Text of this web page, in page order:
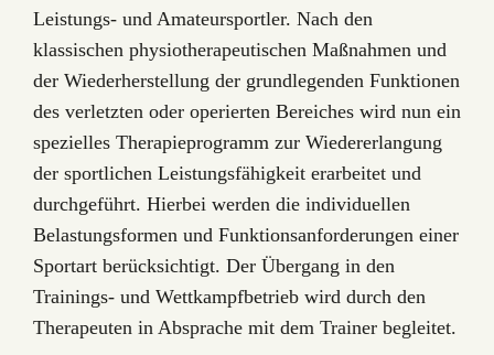
Leistungs- und Amateursportler. Nach den
klassischen physiotherapeutischen Maßnahmen und
der Wiederherstellung der grundlegenden Funktionen
des verletzten oder operierten Bereiches wird nun ein
spezielles Therapieprogramm zur Wiedererlangung
der sportlichen Leistungsfähigkeit erarbeitet und
durchgeführt. Hierbei werden die individuellen
Belastungsformen und Funktionsanforderungen einer
Sportart berücksichtigt. Der Übergang in den
Trainings- und Wettkampfbetrieb wird durch den
Therapeuten in Absprache mit dem Trainer begleitet.